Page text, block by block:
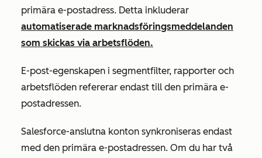
primära e-postadress. Detta inkluderar
automatiserade marknadsföringsmeddelanden
som skickas via arbetsflöden.
E-post-egenskapen i segmentfilter, rapporter och
arbetsflöden refererar endast till den primära e-
postadressen.
Salesforce-anslutna konton synkroniseras endast
med den primära e-postadressen. Om du har två